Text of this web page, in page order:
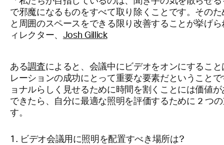
で邪魔になるものをすべて取り除くことです。その
と周囲のスペースをできる限り改善することが挙げ
ィレクター、 Josh Gillick
ある調査によると、会議中にビデオをオンにするこ
レーションの成功にとって重要な要素だということ
ョナルらしく見せるために時間を割くことには価値
できたら、自分に最適な照明を評価するために 2 つ
す。
ビデオ会議用に照明を配置すべき場所は?